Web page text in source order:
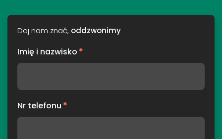
Daj nam znać, oddzwonimy
Imię i nazwisko *
Nr telefonu *